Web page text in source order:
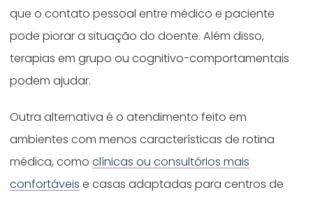
que o contato pessoal entre médico e paciente
pode piorar a situação do doente. Além disso,
terapias em grupo ou cognitivo-comportamentais
podem ajudar.
Outra alternativa é o atendimento feito em
ambientes com menos características de rotina
médica, comoclínicas ou consultórios mais
confortáveis e casas adaptadas para centros de